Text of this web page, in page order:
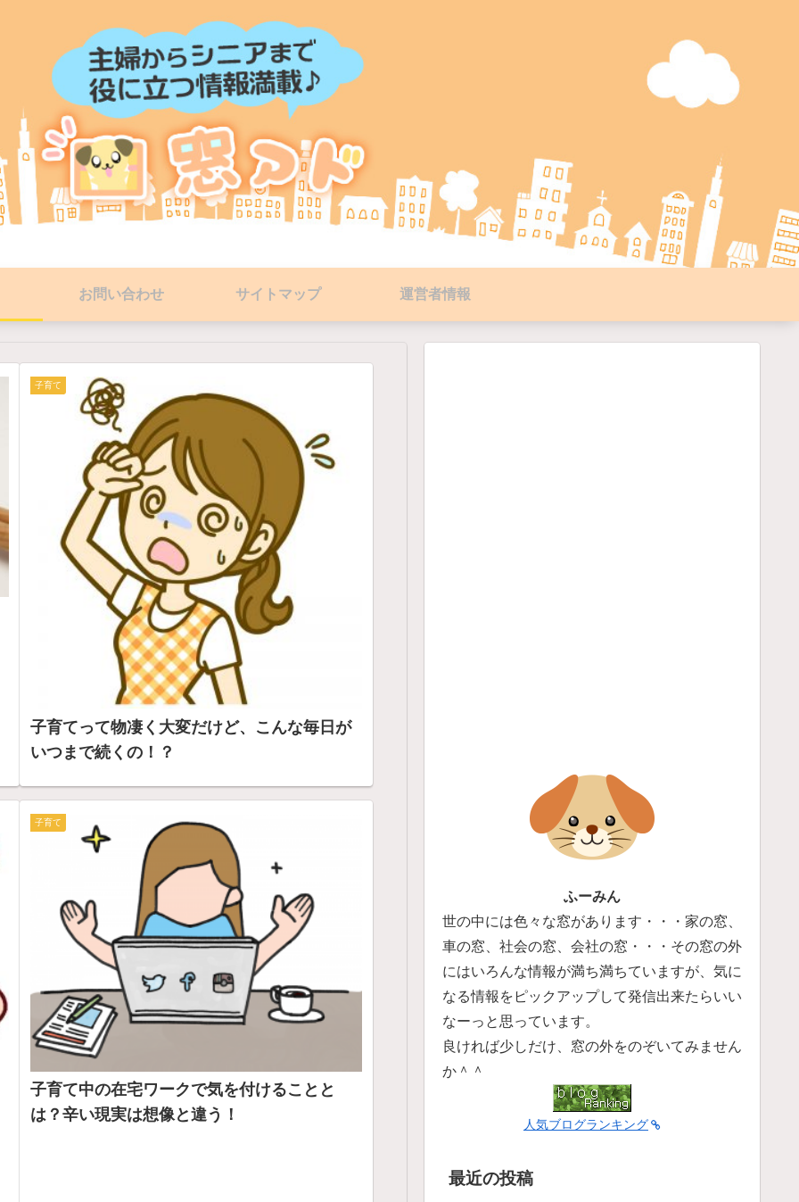
お問い合わせ サイトマップ 運営者情報
子育て
子育てって物凄く大変だけど、こんな毎日が
いつまで続くの！？
子育て
子育て中の在宅ワークで気を付けることと
は？辛い現実は想像と違う！
ふーみん
世の中には色々な窓があります・・・家の窓、
車の窓、社会の窓、会社の窓・・・その窓の外
にはいろんな情報が満ち満ちていますが、気に
なる情報をピックアップして発信出来たらいい
なーっと思っています。
良ければ少しだけ、窓の外をのぞいてみません
か＾＾
人気ブログランキング
最近の投稿